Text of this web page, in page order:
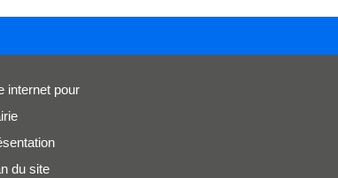
internet pour
du site